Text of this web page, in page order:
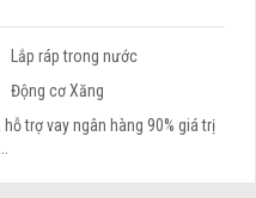
Lắp ráp trong nước
Động cơ Xăng
trợ vay ngân hàng 90% giá trị